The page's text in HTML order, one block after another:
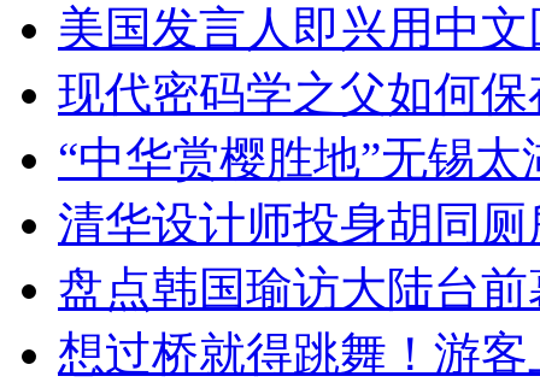
美国发言人即兴用中
现代密码学之父如何
“中华赏樱胜地”无锡
清华设计师投身胡同
盘点韩国瑜访大陆台
想过桥就得跳舞！游客